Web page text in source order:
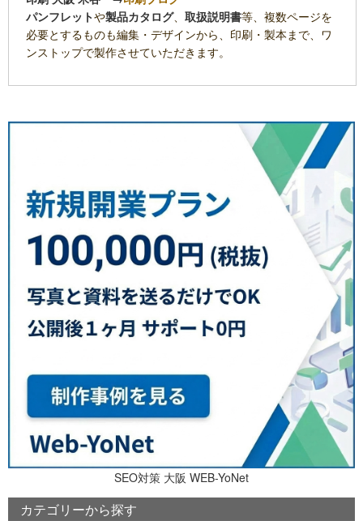
パンフレットや製品カタログ、取扱説明書等、複数ページを
必要とするものも編集・デザインから、印刷・製本まで、ワ
ンストップで製作させていただきます。
SEO対策 大阪 WEB-YoNet
カテゴリーから探す